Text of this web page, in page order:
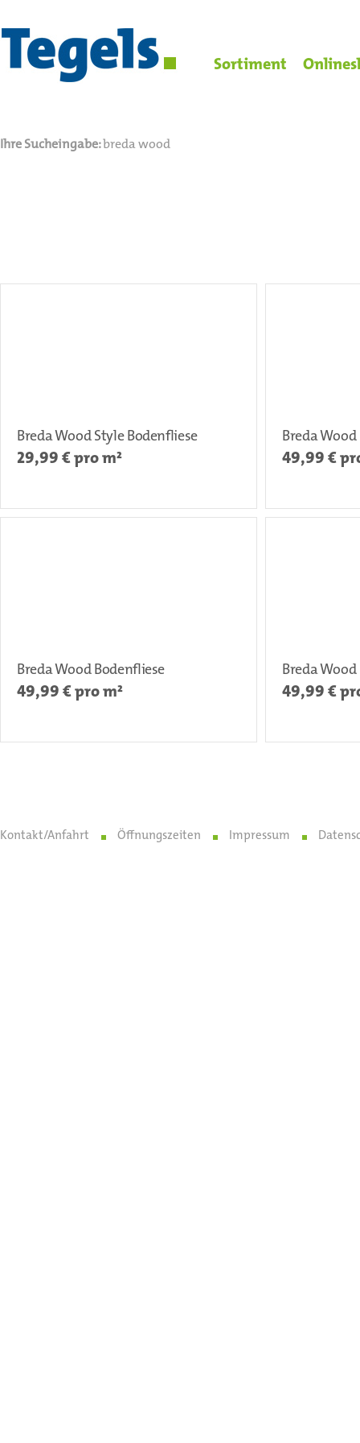
Sortiment
Ihre Sucheingabe: breda wood
Breda Wood Style Bodenfliese
29,99 € pro m²
Breda
49,99 €
Breda Wood Bodenfliese
49,99 € pro m²
Breda
49,99 €
Kontakt/Anfahrt Öffnungszeiten Impressum